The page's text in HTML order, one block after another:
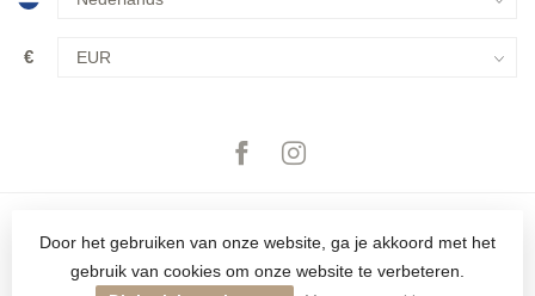
€
Door het gebruiken van onze website, ga je akkoord met het
gebruik van cookies om onze website te verbeteren.